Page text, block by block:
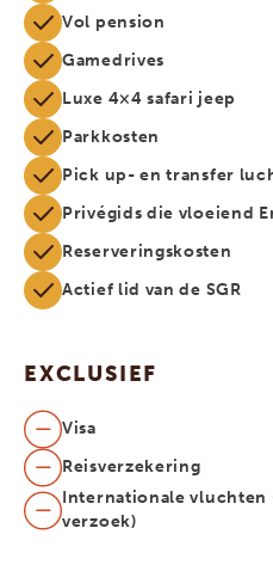
Vol pension
Gamedrives
Luxe 4×4 safari jeep
Parkkosten
Pick up- en transfer
Privégids die vloeiend
Reserveringskosten
Actief lid van de SGR
EXCLUSIEF
Visa
Reisverzekering
Internationale vluchten
verzoek)